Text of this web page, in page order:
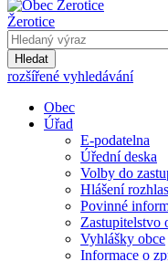
Žerotice
Hledat
rozšířené vyhledávání
Obec
Úřad
E-podatelna
Úřední deska
Volby do
Hlášení
Povinné
Zastupitelstvo
Vyhlášky obce
Informace o